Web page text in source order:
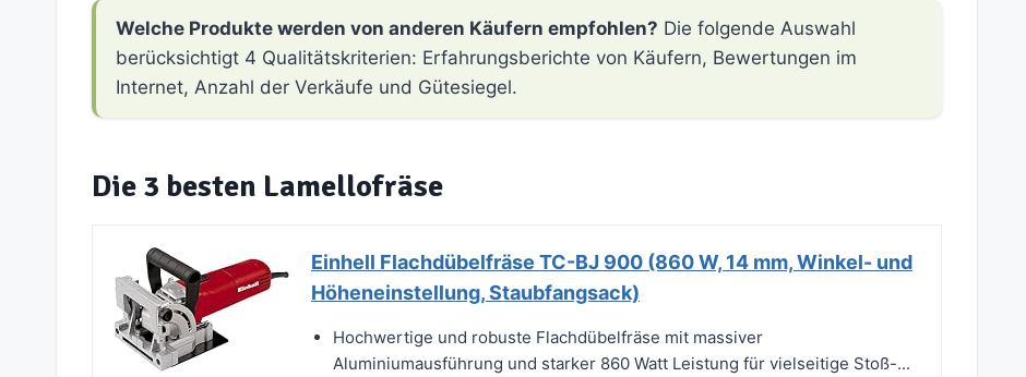
Welche Produkte werden von anderen Käufern empfohlen? Die folgende Auswahl
berücksichtigt 4 Qualitätskriterien: Erfahrungsberichte von Käufern, Bewertungen im
Internet, Anzahl der Verkäufe und Gütesiegel.
Die 3 besten Lamellofräse
Einhell Flachdübelfräse TC-BJ 900 (860 W, 14 mm, Winkel- und
Höheneinstellung, Staubfangsack)
Hochwertige und robuste Flachdübelfräse mit massiver
Aluminiumausführung und starker 860 Watt Leistung für vielseitige Stoß-...